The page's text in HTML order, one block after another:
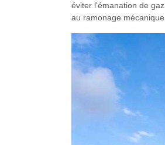
éviter l'émanation de
au ramonage